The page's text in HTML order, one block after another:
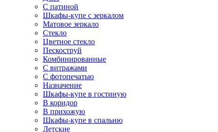
С патиной
Шкафы-купе с зеркалом
Матовое зеркало
Стекло
Цветное стекло
Пескоструй
Комбинированные
С витражами
С фотопечатью
Назначение
Шкафы-купе в гостиную
В коридор
В прихожую
Шкафы-купе в спальню
Детские